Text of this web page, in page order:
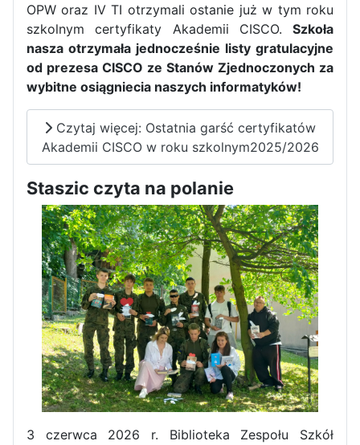
Zakończenie praktyk w
Portugalii
Rozpoczęcie kampanii „Gotowi
na kryzys” w ZSP w Iłży
Pierwszy tydzień praktyk
zawodowych naszych uczniów
w Portugalii za nami!
OPW oraz IV TI otrzymali ostanie już w tym roku
szkolnym certyfikaty Akademii CISCO. Szkoła
nasza otrzymała jednocześnie listy gratulacyjne
od prezesa CISCO ze Stanów Zjednoczonych za
wybitne osiągniecia naszych informatyków!
Czytaj więcej: Ostatnia garść certyfikatów
Akademii CISCO w roku szkolnym2025/2026
Staszic czyta na polanie
3 czerwca 2026 r. Biblioteka Zespołu Szkół